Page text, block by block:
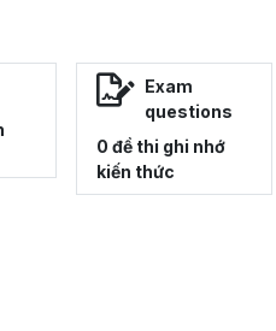
Exam
questions
0 đề thi ghi nhớ
kiến thức